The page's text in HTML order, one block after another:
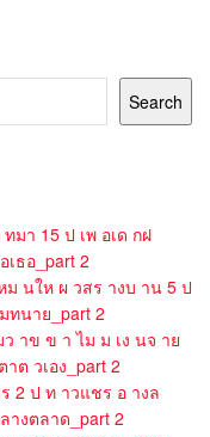
Search
มา 15 ป เพ อเด กฝ
ธอ_part 2
ม นให ผ วสร างบ าน 5 ป
ทนาย_part 2
าข ข า ไม ม เง นจ าย
ต วเอง_part 2
2 ป ท าวแชร อ างล
างตลาด_part 2